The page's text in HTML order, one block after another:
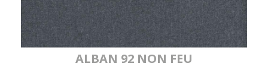
ALBAN 92 NON FEU